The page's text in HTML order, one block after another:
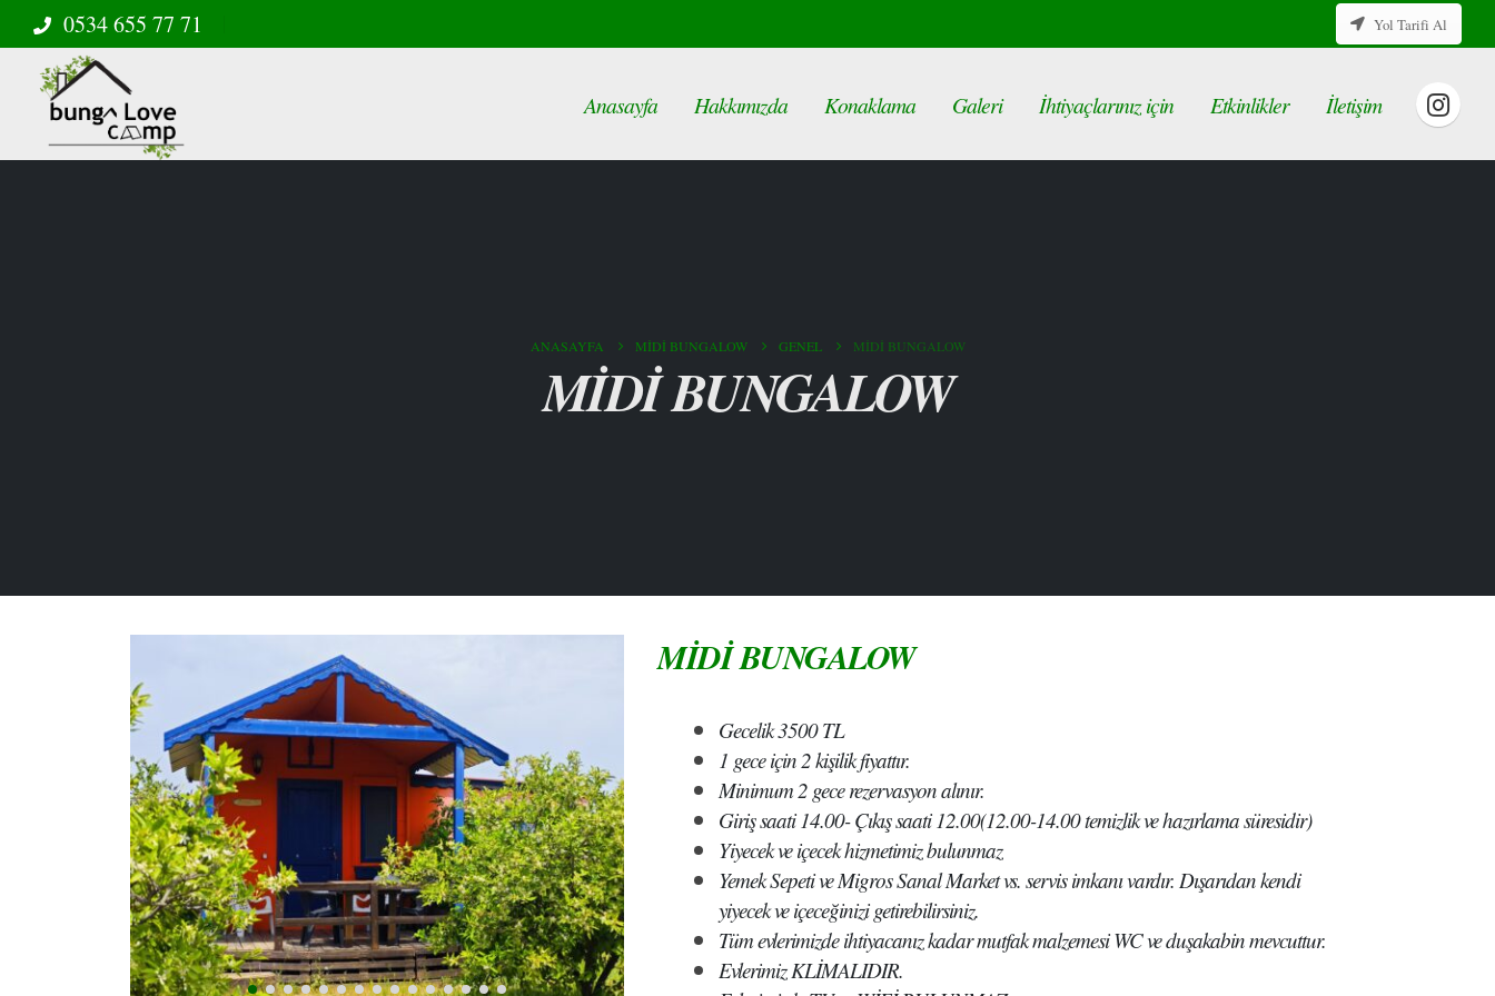
0534 655 77 71 Yol Tarifi Al
Anasayfa Hakkımızda Konaklama Galeri İhtiyaçlarınız için Etkinlikler İletişim
ANASAYFA MİDİ BUNGALOW GENEL MİDİ BUNGALOW
MİDİ BUNGALOW
MİDİ BUNGALOW
Gecelik 3500 TL
1 gece için 2 kişilik fiyattır.
Minimum 2 gece rezervasyon alınır.
Giriş saati 14.00- Çıkış saati 12.00(12.00-14.00 temizlik ve hazırlama süresidir)
Yiyecek ve içecek hizmetimiz bulunmaz
Yemek Sepeti ve Migros Sanal Market vs. servis imkanı vardır. Dışarıdan kendi
yiyecek ve içeceğinizi getirebilirsiniz.
Tüm evlerimizde ihtiyacanız kadar mutfak malzemesi WC ve duşakabin mevcuttur.
Evlerimiz KLİMALIDIR.